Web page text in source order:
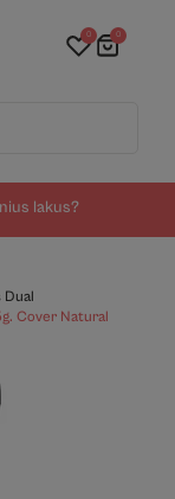
lakus?
0 0
Dual
Cover Natural